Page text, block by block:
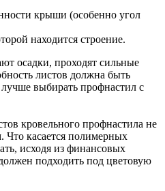
крыши (особенно угол
находится строение.
осадки, проходят сильные
листов должна быть
выбирать профнастил с
кровельного профнастила не
касается полимерных
исходя из финансовых
подходить под цветовую